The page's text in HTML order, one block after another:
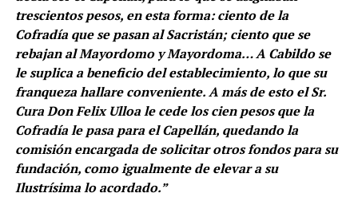
trescientos pesos, en esta forma: ciento de la
Cofradía que se pasan al Sacristán; ciento que se
rebajan al Mayordomo y Mayordoma… A Cabildo se
le suplica a beneficio del establecimiento, lo que su
franqueza hallare conveniente. A más de esto el Sr.
Cura Don Felix Ulloa le cede los cien pesos que la
Cofradía le pasa para el Capellán, quedando la
comisión encargada de solicitar otros fondos para su
fundación, como igualmente de elevar a su
Ilustrísima lo acordado.”